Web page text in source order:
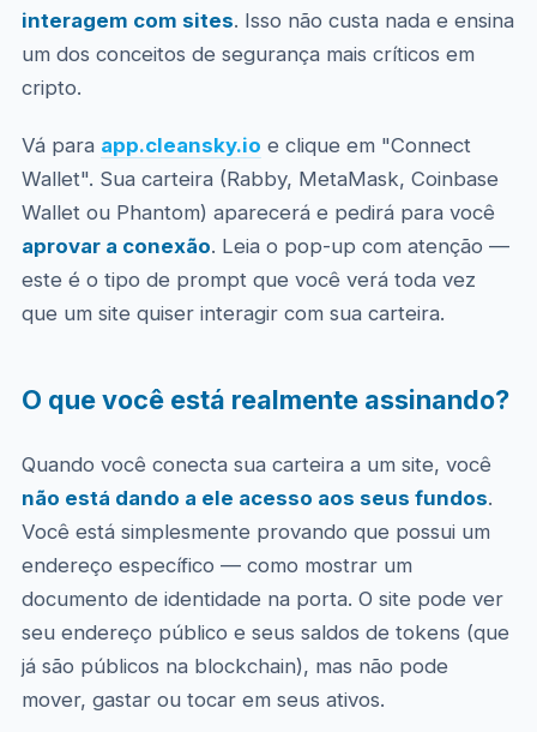
interagem com sites. Isso não custa nada e ensina
um dos conceitos de segurança mais críticos em
cripto.
Vá para app.cleansky.io e clique em "Connect
Wallet". Sua carteira (Rabby, MetaMask, Coinbase
Wallet ou Phantom) aparecerá e pedirá para você
aprovar a conexão. Leia o pop-up com atenção —
este é o tipo de prompt que você verá toda vez
que um site quiser interagir com sua carteira.
O que você está realmente assinando?
Quando você conecta sua carteira a um site, você
não está dando a ele acesso aos seus fundos.
Você está simplesmente provando que possui um
endereço específico — como mostrar um
documento de identidade na porta. O site pode ver
seu endereço público e seus saldos de tokens (que
já são públicos na blockchain), mas não pode
mover, gastar ou tocar em seus ativos.